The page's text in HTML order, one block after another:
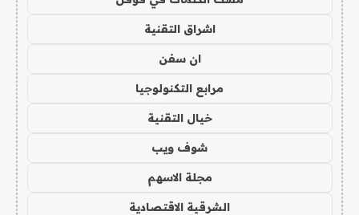
اشراق التقنية
ان سفن
مرابع التكنولوجيا
خيال التقنية
شوف ويب
مجلة الاسهم
الشرقية الاقتصادية